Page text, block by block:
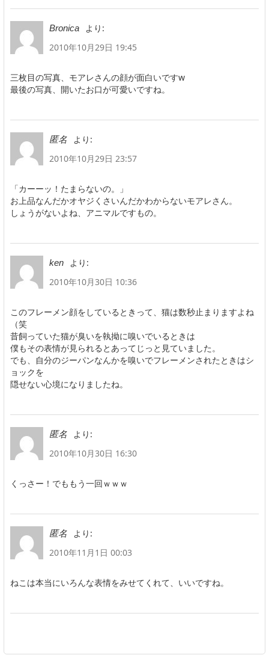
Bronica
より:
2010年10月29日 19:45
三枚目の写真、モアレさんの顔が面白いですw
最後の写真、開いたお口が可愛いですね。
匿名
より:
2010年10月29日 23:57
「カーーッ！たまらないの。」
お上品なんだかオヤジくさいんだかわからないモアレさん。
しょうがないよね、アニマルですもの。
ken
より:
2010年10月30日 10:36
このフレーメン顔をしているときって、猫は数秒止まりますよね
（笑
昔飼っていた猫が臭いを執拗に嗅いでいるときは
僕もその表情が見られるとあってじっと見ていました。
でも、自分のジーパンなんかを嗅いでフレーメンされたときはシ
ョックを
隠せない心境になりましたね。
匿名
より:
2010年10月30日 16:30
くっさー！でももう一回ｗｗｗ
匿名
より:
2010年11月1日 00:03
ねこは本当にいろんな表情をみせてくれて、いいですね。